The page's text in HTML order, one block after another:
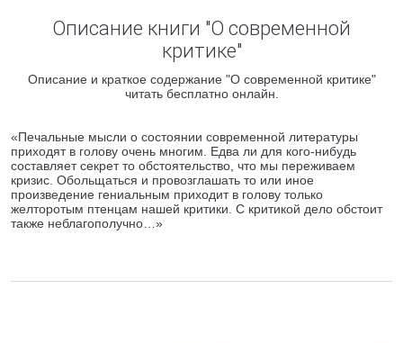
Описание книги "О современной
критике"
Описание и краткое содержание "О современной критике"
читать бесплатно онлайн.
«Печальные мысли о состоянии современной литературы
приходят в голову очень многим. Едва ли для кого-нибудь
составляет секрет то обстоятельство, что мы переживаем
кризис. Обольщаться и провозглашать то или иное
произведение гениальным приходит в голову только
желторотым птенцам нашей критики. С критикой дело обстоит
также неблагополучно…»